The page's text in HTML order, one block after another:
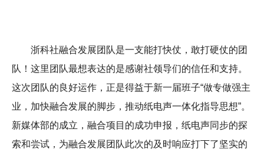
浙科社融合发展团队是一支能打快仗，敢打硬仗的团
队！这里团队最想表达的是感谢社领导们的信任和支持。
这次团队的良好运作，正是得益于新一届班子“做专做强主
业，加快融合发展的脚步，推动纸电声一体化指导思想”。
新媒体部的成立，融合项目的成功申报，纸电声同步的探
索和尝试，为融合发展团队此次的及时响应打下了坚实的